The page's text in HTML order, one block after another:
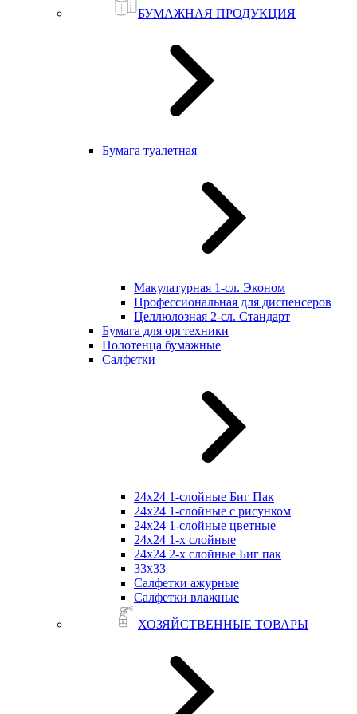
БУМАЖНАЯ ПРОДУКЦИЯ
Бумага туалетная
Макулатурная 1-сл. Эконом
Профессиональная для диспенсеров
Целлюлозная 2-сл. Стандарт
Бумага для оргтехники
Полотенца бумажные
Салфетки
24х24 1-слойные Биг Пак
24х24 1-слойные с рисунком
24х24 1-слойные цветные
24х24 1-х слойные
24х24 2-х слойные Биг пак
33х33
Салфетки ажурные
Салфетки влажные
ХОЗЯЙСТВЕННЫЕ ТОВАРЫ